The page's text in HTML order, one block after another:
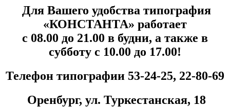
Для Вашего удобства типография
«КОНСТАНТА» работает
с 08.00 до 21.00 в будни, а также в
субботу с 10.00 до 17.00!
Телефон типографии 53-24-25, 22-80-69
Оренбург, ул. Туркестанская, 18